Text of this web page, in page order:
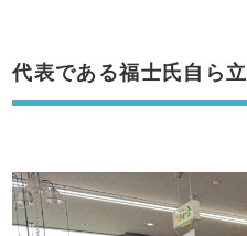
代表である福士氏自ら